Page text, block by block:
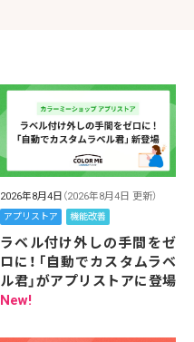
2026年8月4日 （2026年8月4日 更新）
アプリストア 機能改善
ラベル付け外しの手間をゼ
ロに！「自動でカスタムラベ
ル君」がアプリストアに登場
New!